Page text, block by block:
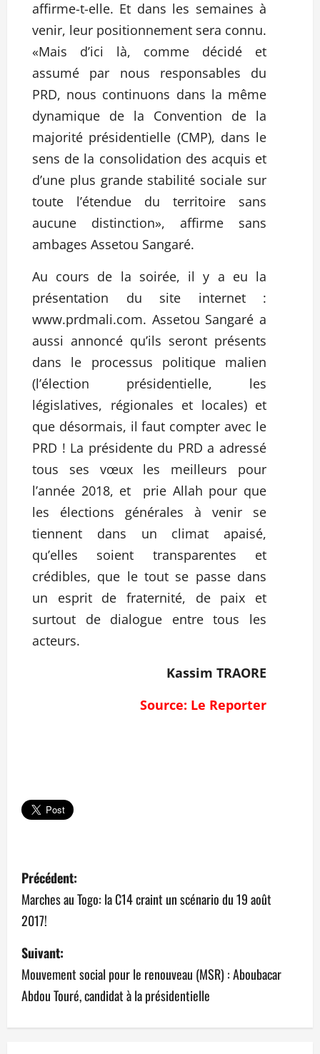
affirme-t-elle. Et dans les semaines à
venir, leur positionnement sera connu.
«Mais d’ici là, comme décidé et
assumé par nous responsables du
PRD, nous continuons dans la même
dynamique de la Convention de la
majorité présidentielle (CMP), dans le
sens de la consolidation des acquis et
d’une plus grande stabilité sociale sur
toute l’étendue du territoire sans
aucune distinction», affirme sans
ambages Assetou Sangaré.
Au cours de la soirée, il y a eu la
présentation du site internet :
www.prdmali.com. Assetou Sangaré a
aussi annoncé qu’ils seront présents
dans le processus politique malien
(l’élection présidentielle, les
législatives, régionales et locales) et
que désormais, il faut compter avec le
PRD ! La présidente du PRD a adressé
tous ses vœux les meilleurs pour
l’année 2018, et prie Allah pour que
les élections générales à venir se
tiennent dans un climat apaisé,
qu’elles soient transparentes et
crédibles, que le tout se passe dans
un esprit de fraternité, de paix et
surtout de dialogue entre tous les
acteurs.
Kassim TRAORE
Source: Le Reporter
N
a
v
i
g
a
Précédent:
Marches au Togo: la C14 craint un scénario du 19 août
2017!
Suivant:
Mouvement social pour le renouveau (MSR) : Aboubacar
Abdou Touré, candidat à la présidentielle